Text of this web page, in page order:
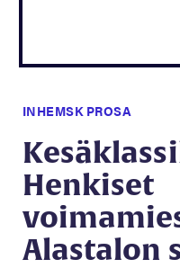
INHEMSK PROSA
Henkiset
Alastalon